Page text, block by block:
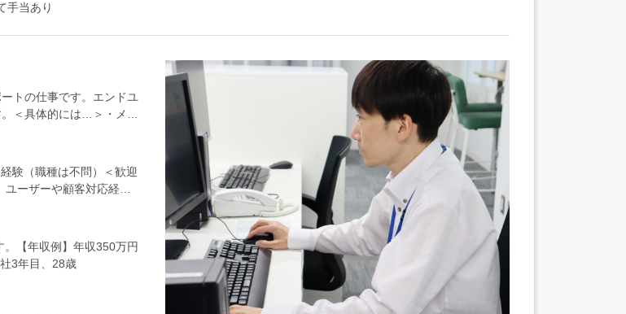
手当あり
トの仕事です。エンドユ
＜具体的には…＞・メー
など＜入社後は…＞先輩
慣れていただけます。全
場に自社メンバーが複数
パス＞年2回の評価面談
ジェクトリーダーをお任
マーなど次の案件へのス
す。★資格取得は会社が
験（職種は不問）＜歓迎
ユーザーや顧客対応経
指したい方
【年収例】年収350万円
3年目、28歳